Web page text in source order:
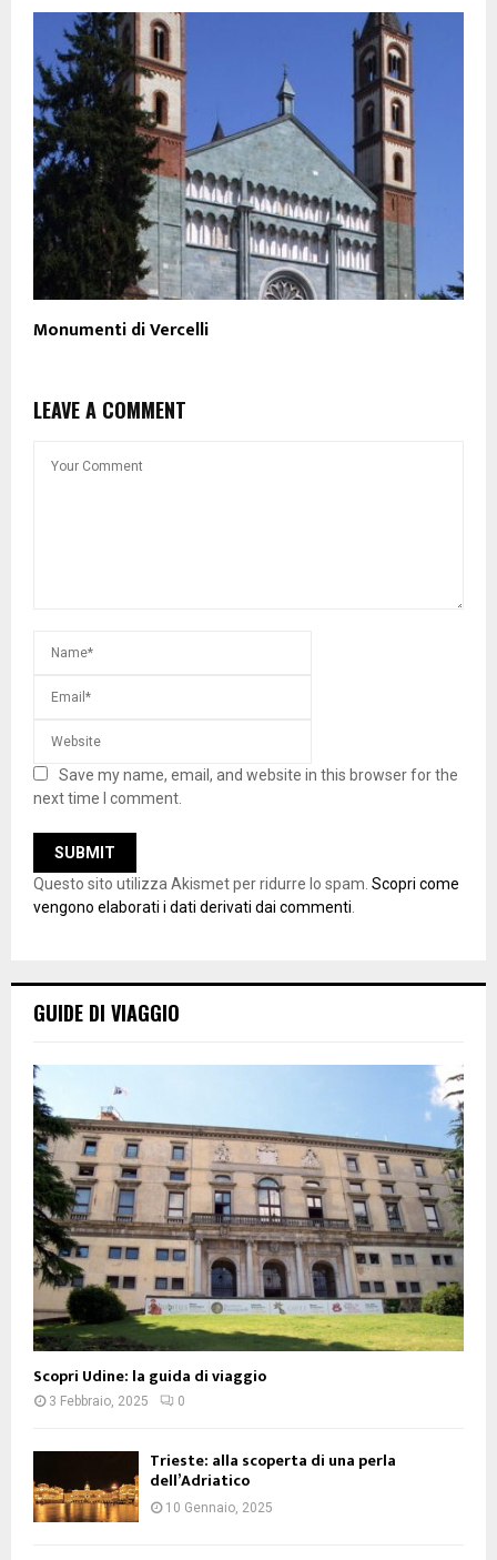
Monumenti di Vercelli
LEAVE A COMMENT
Save my name, email, and website in this browser for the
next time I comment.
Questo sito utilizza Akismet per ridurre lo spam. Scopri come
vengono elaborati i dati derivati dai commenti
GUIDE DI VIAGGIO
Scopri Udine: la guida di viaggio
3 Febbraio, 2025 0
Trieste: alla scoperta di una perla
dell’Adriatico
10 Gennaio, 2025